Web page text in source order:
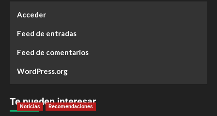
Acceder
Feed de entradas
Feed de comentarios
WordPress.org
Te pueden interesar
Noticias Recomendaciones